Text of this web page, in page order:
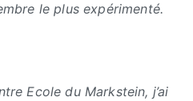
le plus expérimenté.
Ecole du Markstein, j’ai